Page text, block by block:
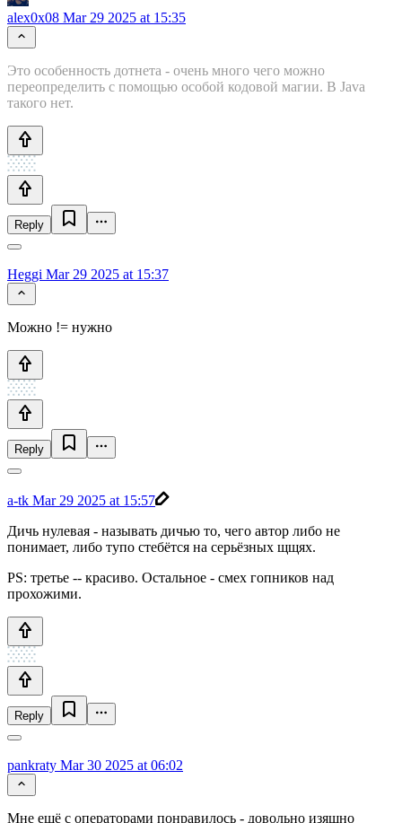
alex0x08 Mar 29 2025 at 15:35
Это особенность дотнета - очень много чего можно
переопределить с помощью особой кодовой магии. В Java
такого нет.
Reply
Heggi Mar 29 2025 at 15:37
Можно != нужно
Reply
a-tk Mar 29 2025 at 15:57
Дичь нулевая - называть дичью то, чего автор либо не
понимает, либо тупо стебётся на серьёзных щщях.
PS: третье -- красиво. Остальное - смех гопников над
прохожими.
Reply
pankraty Mar 30 2025 at 06:02
Мне ещё с операторами понравилось - довольно изящно